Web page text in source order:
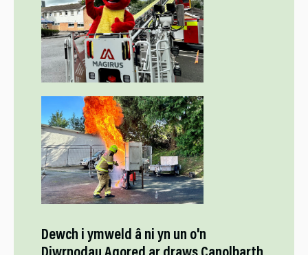
Dewch i ymweld â ni yn un o'n